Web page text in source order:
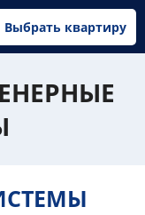
Выбрать квартиру
326-67-67